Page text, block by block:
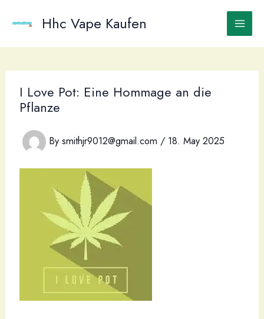
Hhc Vape Kaufen
I Love Pot: Eine Hommage an die
Pflanze
By smithjr9012@gmail.com / 18. May 2025